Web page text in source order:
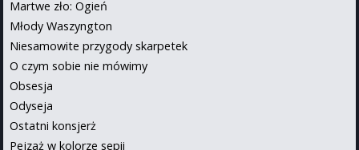
Martwe zło: Ogień
Młody Waszyngton
Niesamowite przygody skarpetek
O czym sobie nie mówimy
Obsesja
Odyseja
Ostatni konsjerż
Pejzaż w kolorze sepii